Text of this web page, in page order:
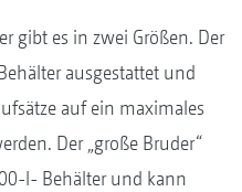
gibt es in zwei Größen. Der
ausgestattet und
auf ein maximales
Der „große Bruder“
l- Behälter und kann